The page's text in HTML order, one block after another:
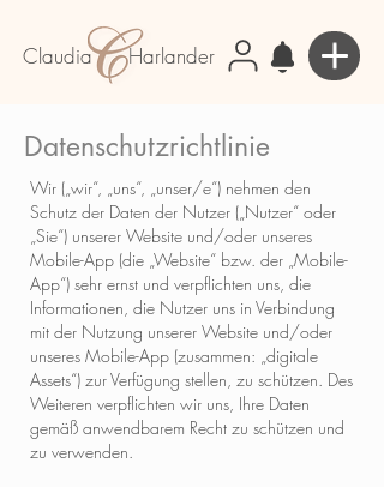
Claudia Harlander
Datenschutzrichtlinie
​Wir („wir“, „uns“, „unser/e“) nehmen den
Schutz der Daten der Nutzer („Nutzer“ oder
„Sie“) unserer Website und/oder unseres
Mobile-App (die „Website“ bzw. der „Mobile-
App“) sehr ernst und verpflichten uns, die
Informationen, die Nutzer uns in Verbindung
mit der Nutzung unserer Website und/oder
unseres Mobile-App (zusammen: „digitale
Assets“) zur Verfügung stellen, zu schützen. Des
Weiteren verpflichten wir uns, Ihre Daten
gemäß anwendbarem Recht zu schützen und
zu verwenden.